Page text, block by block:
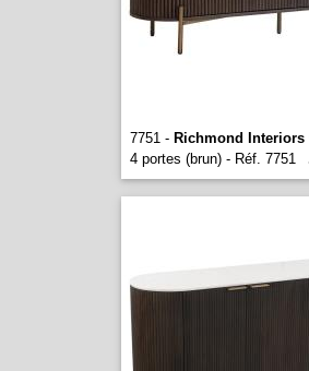
7751 - Richmond Interiors
4 portes (brun) - Réf. 7751